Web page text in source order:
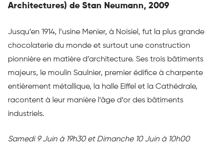
Architectures) de Stan Neumann, 2009
Jusqu’en 1914, l’usine Menier, à Noisiel, fut la plus grande
chocolaterie du monde et surtout une construction
pionnière en matière d’architecture. Ses trois bâtiments
majeurs, le moulin Saulnier, premier édifice à charpente
entièrement métallique, la halle Eiffel et la Cathédrale,
racontent à leur manière l’âge d’or des bâtiments
industriels.
Samedi 9 Juin à 19h30 et Dimanche 10 Juin à 10h00